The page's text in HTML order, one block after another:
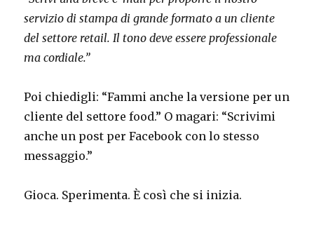
servizio di stampa di grande formato a un cliente
del settore retail. Il tono deve essere professionale
ma cordiale.”
Poi chiedigli: “Fammi anche la versione per un
cliente del settore food.” O magari: “Scrivimi
anche un post per Facebook con lo stesso
messaggio.”
Gioca. Sperimenta. È così che si inizia.